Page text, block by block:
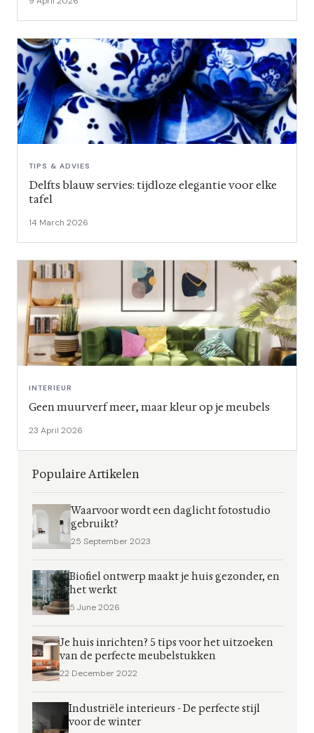
TIPS & ADVIES
Delfts blauw servies: tijdloze elegantie voor elke
tafel
14 March 2026
INTERIEUR
Geen muurverf meer, maar kleur op je meubels
23 April 2026
Populaire Artikelen
Waarvoor wordt een daglicht fotostudio
gebruikt?
25 September 2023
Biofiel ontwerp maakt je huis gezonder, en
het werkt
5 June 2026
Je huis inrichten? 5 tips voor het uitzoeken
van de perfecte meubelstukken
22 December 2022
Industriële interieurs - De perfecte stijl
voor de winter